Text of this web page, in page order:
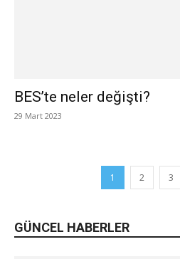
BES’te neler değişti?
29 Mart 2023
1 2 3
GÜNCEL HABERLER